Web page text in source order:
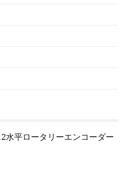
平ロータリーエンコーダー